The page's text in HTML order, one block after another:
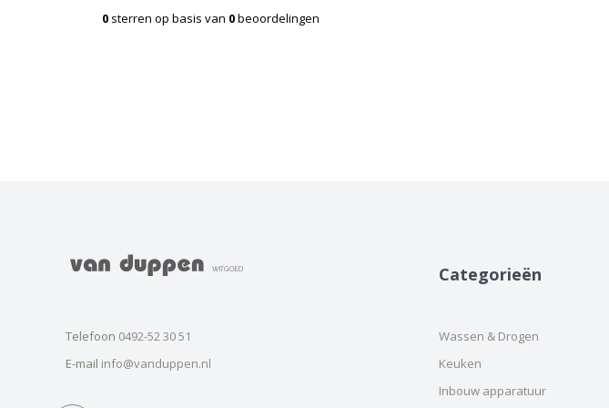
0 sterren op basis van 0beoordelingen
Telefoon 0492-52 30 51
E-mail info@vanduppen.nl
Categorieën
Wassen & Drogen
Keuken
Inbouw apparatuur